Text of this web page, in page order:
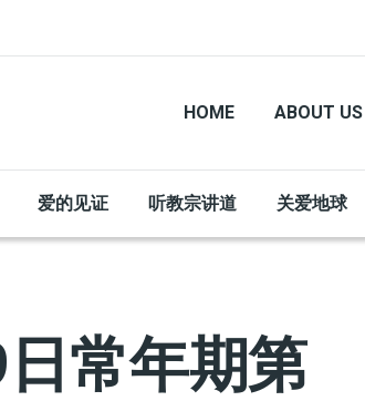
HOME ABOUT US
爱的见证 听教宗讲道 关爱地球
日常年期第